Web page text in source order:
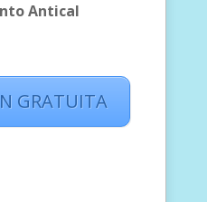
Antical
GRATUITA